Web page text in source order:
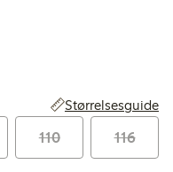
pris siste 30 dager:
Størrelsesguide
110 116